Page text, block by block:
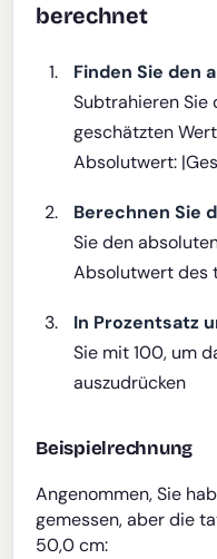
berechnet
Finden Sie den
Subtrahieren
geschätzten
Absolutwert:
Berechnen Sie
Sie den
Absolutwert des
In Prozentsatz
Sie mit 100, um
auszudrücken
Beispielrechnung
Angenommen, Sie
gemessen, aber die
50,0 cm: